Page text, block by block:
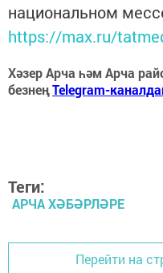
национальном
https://max.ru/
Хәзер Арча һәм Арча
безнеңTelegram-
Теги:
АРЧА ХӘБӘРЛӘРЕ
Перейти на